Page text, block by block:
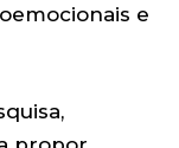
e